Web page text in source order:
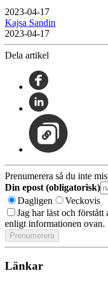
2023-04-17
Kajsa Sandin
2023-04-17
Dela artikel
Prenumerera så du inte
Din epost (obligatorisk)
Dagligen
Veckovis
Jag har läst och
enligt informationen ovan.
Länkar